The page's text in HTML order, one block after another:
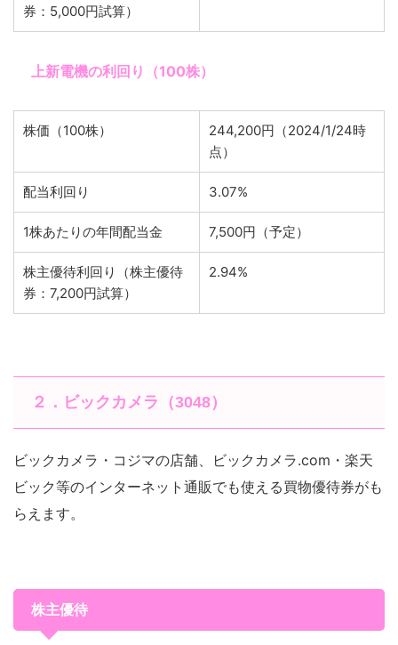
券：5,000円試算）
上新電機の利回り（100株）
株価（100株）
244,200円（2024/1/24時
点）
配当利回り 3.07%
1株あたりの年間配当金 7,500円（予定）
株主優待利回り（株主優待
券：7,200円試算）
2.94%
２．ビックカメラ（3048）
ビックカメラ・コジマの店舗、ビックカメラ.com・楽天
ビック等のインターネット通販でも使える買物優待券がも
らえます。
株主優待